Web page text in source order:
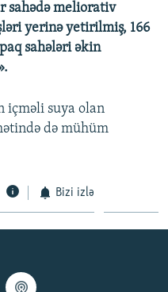
sahədə meliorativ
yerinə yetirilmiş, 166
sahələri əkin
içməli suya olan
də mühüm
Bizi izlə